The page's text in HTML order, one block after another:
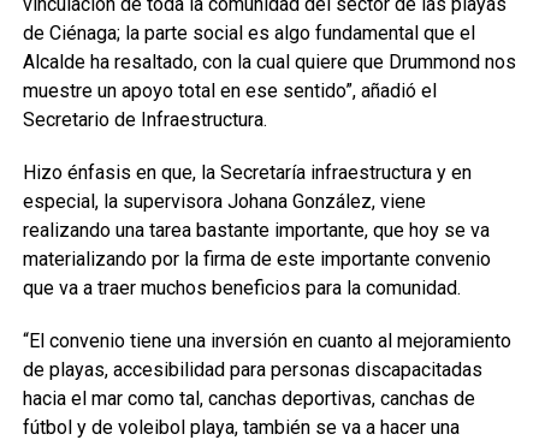
de Ciénaga; la parte social es algo fundamental que el
Alcalde ha resaltado, con la cual quiere que Drummond nos
muestre un apoyo total en ese sentido”, añadió el
Secretario de Infraestructura.
Hizo énfasis en que, la Secretaría infraestructura y en
especial, la supervisora Johana González, viene
realizando una tarea bastante importante, que hoy se va
materializando por la firma de este importante convenio
que va a traer muchos beneficios para la comunidad.
“El convenio tiene una inversión en cuanto al mejoramiento
de playas, accesibilidad para personas discapacitadas
hacia el mar como tal, canchas deportivas, canchas de
fútbol y de voleibol playa, también se va a hacer una